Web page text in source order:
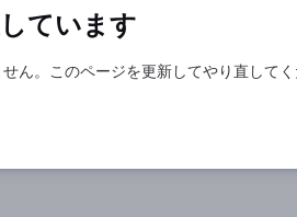
ています
ん。このページを更新してやり直して